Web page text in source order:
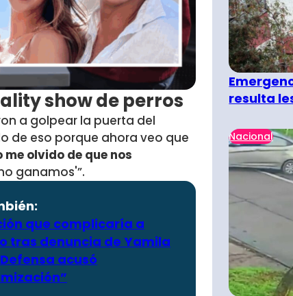
show de perros
a golpear la puerta del
de eso porque ahora veo que
olvido de que nos
ganamos'”.
que complicaría a
tras denuncia de Yamila
acusó
resulta
Nacional